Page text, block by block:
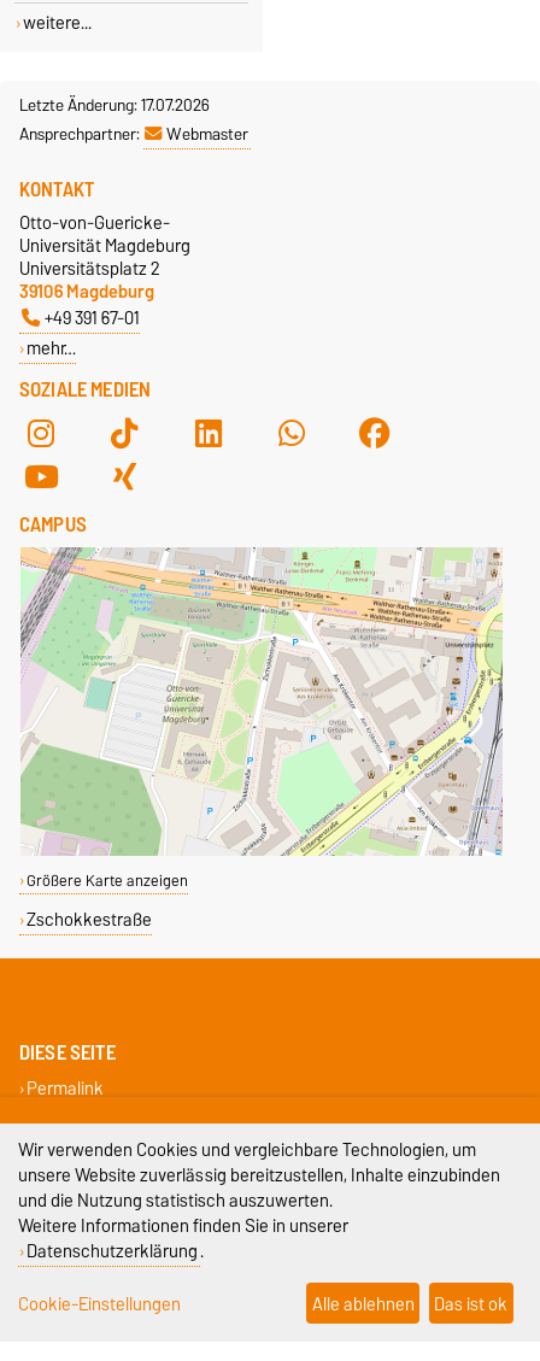
weitere...
Letzte Änderung: 17.07.2026
Ansprechpartner:
Webmaster
SOZIALE MEDIEN
KONTAKT
Otto-von-Guericke-
Universität Magdeburg
Universitätsplatz 2
39106 Magdeburg
+49 391 67-01
mehr…
CAMPUS
Größere Karte anzeigen
Zschokkestraße
DIESE SEITE
Permalink
Impressum
Datenschutz
Cookie-Einstellungen
Wir verwenden Cookies und vergleichbare Technologien, um
unsere Website zuverlässig bereitzustellen, Inhalte einzubinden
und die Nutzung statistisch auszuwerten.
Weitere Informationen finden Sie in unserer
Datenschutzerklärung.
Cookie-Einstellungen
Alle ablehnen Das ist ok